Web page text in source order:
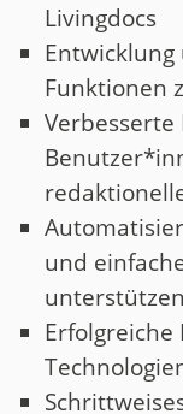
Livingdocs
Entwicklung
Funktionen
Verbesserte
und
unterstützen